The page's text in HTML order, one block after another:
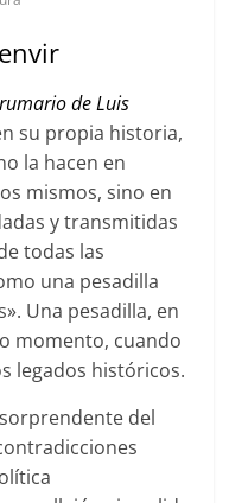
de Luis
su propia historia,
la hacen en
mismos, sino en
y transmitidas
todas las
una pesadilla
Una pesadilla, en
momento, cuando
legados históricos.
del